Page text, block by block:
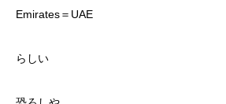
Emirates＝UAE
らしい